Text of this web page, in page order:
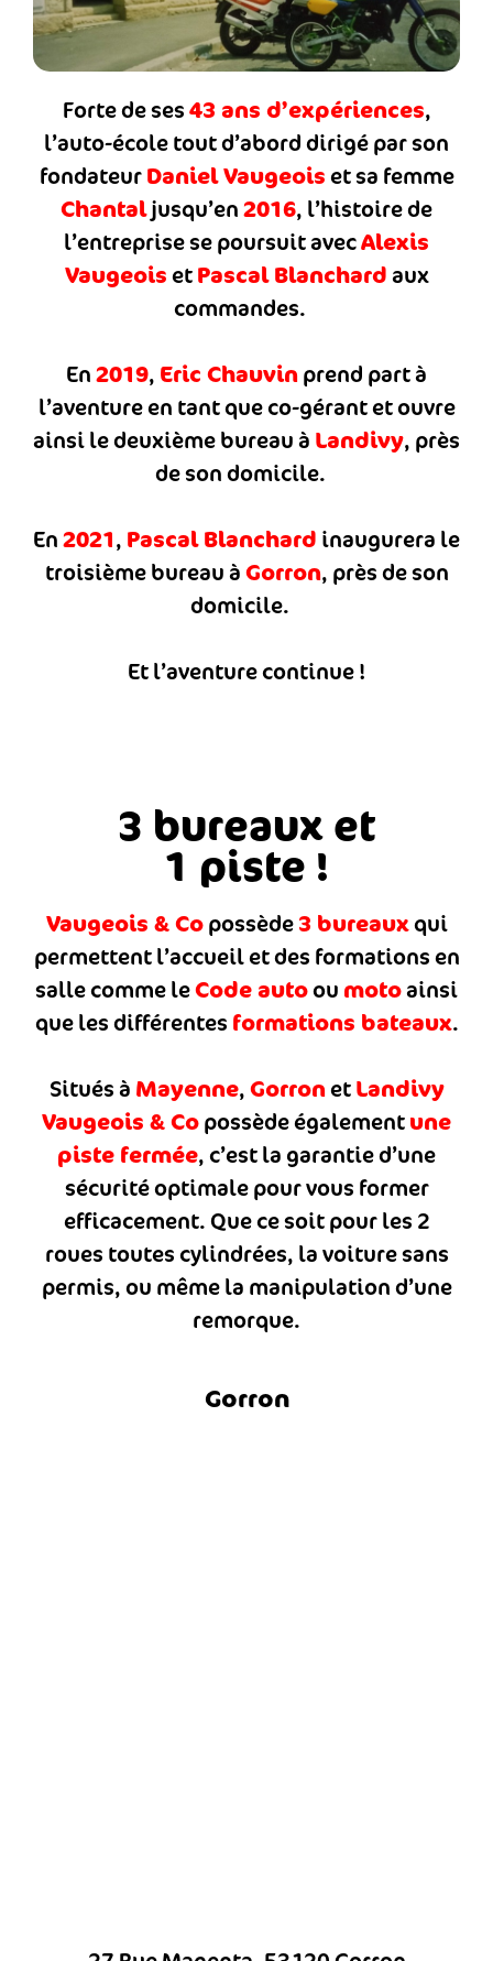
Forte de ses43 ans d’expériences,
l’auto-école tout d’abord dirigé par son
fondateurDaniel Vaugeoiset sa femme
Chantaljusqu’en2016, l’histoire de
l’entreprise se poursuit avecAlexis
VaugeoisetPascal Blanchardaux
commandes.
En2019, Eric Chauvinprend part à
l’aventure en tant que co-gérant et ouvre
ainsi le deuxième bureau à Landivy, près
de son domicile.
En2021, Pascal Blanchard inaugurera le
troisième bureau àGorron, près de son
domicile.
Et l’aventure continue !
3 bureaux et
1 piste !
Vaugeois & Copossède3 bureauxqui
permettent l’accueil et des formations en
salle comme leCode autoou motoainsi
que les différentes formations bateaux.
Situés à Mayenne,GorronetLandivy
Vaugeois & Copossède égalementune
piste fermée, c’est la garantie d’une
sécurité optimale pour vous former
efficacement. Que ce soit pour les 2
roues toutes cylindrées, la voiture sans
permis, ou même la manipulation d’une
remorque.
Gorron